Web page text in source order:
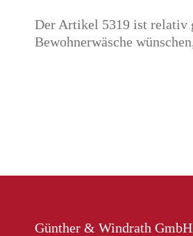
Der Artikel 5319 ist relativ
Bewohnerwäsche
Günther & Windrath